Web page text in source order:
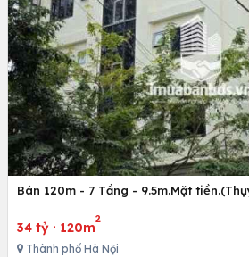
Bán 120m - 7 Tầng - 9.5m.Mặt
34 tỷ · 120m
2
Thành phố Hà Nội